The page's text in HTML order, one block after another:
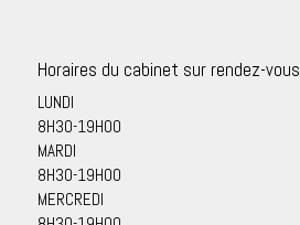
Horaires du cabinet sur rendez-vous
LUNDI
8H30-19H00
MARDI
8H30-19H00
MERCREDI